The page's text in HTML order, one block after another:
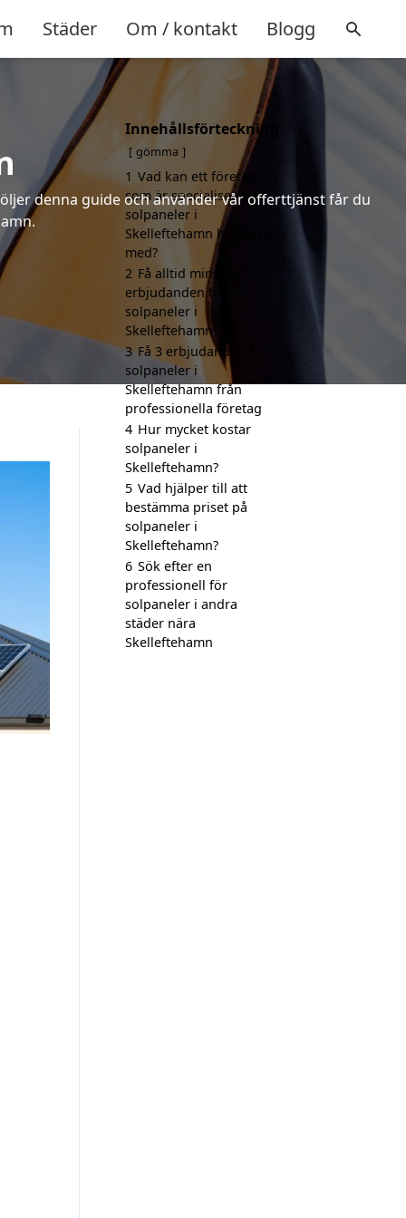
Städer Om / kontakt Blogg
denna guide och använder vår offerttjänst får du
Innehållsförteckning
gömma
1 Vad kan ett företag
som är specialiserat på
solpaneler i
Skelleftehamn hjälpa till
med?
2 Få alltid minst 3
erbjudanden för
solpaneler i
Skelleftehamn
3 Få 3 erbjudanden för
solpaneler i
Skelleftehamn från
professionella företag
4 Hur mycket kostar
solpaneler i
Skelleftehamn?
5 Vad hjälper till att
bestämma priset på
solpaneler i
Skelleftehamn?
6 Sök efter en
professionell för
solpaneler i andra
städer nära
Skelleftehamn